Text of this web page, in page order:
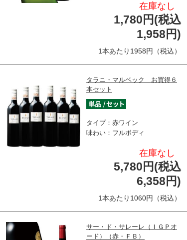
在庫なし
1,780円(税込
1,958円)
1本あたり1958円（税込）
タラニ・マルベック お買得６
本セット
タイプ：赤ワイン
味わい：フルボディ
在庫なし
5,780円(税込
6,358円)
1本あたり1060円（税込）
サー・ド・サレーレ（ＩＧＰオ
ード）（赤・ＦＢ）